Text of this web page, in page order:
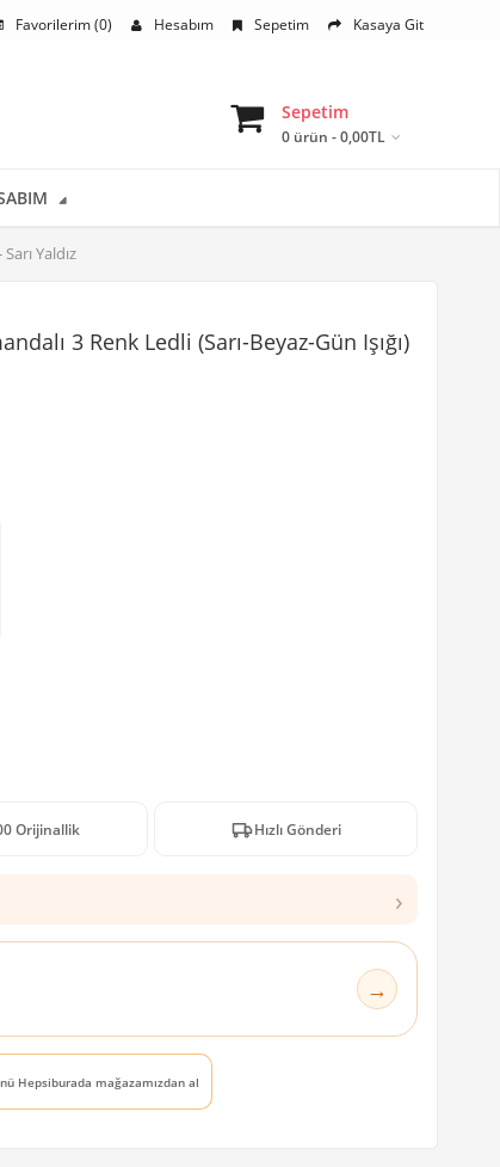
Favorilerim (0) Hesabım Sepetim Kasaya Git
Sepetim
0 ürün - 0,00TL
Yaldız
3 Renk Ledli (Sarı-Beyaz-Gün Işığı)
Orijinallik Hızlı Gönderi
›
→
Hepsiburada mağazamızdan al